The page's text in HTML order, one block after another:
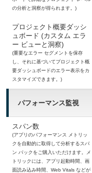
の分析と洞察が得られます。)
プロジェクト概要ダッシ
ュボード (カスタム エラ
ー ビューと洞察)
(重要なエラー セグメントを保存
し、それに基づいてプロジェクト概
要ダッシュボードのエラー表示をカ
スタマイズできます。)
パフォーマンス監視
スパン数
(アプリのパフォーマンス メトリッ
クを自動的に取得して分析するスパ
ン パックをご購入いただけます。メ
トリックには、アプリ起動時間、画
面読み込み時間、Web Vitals などが